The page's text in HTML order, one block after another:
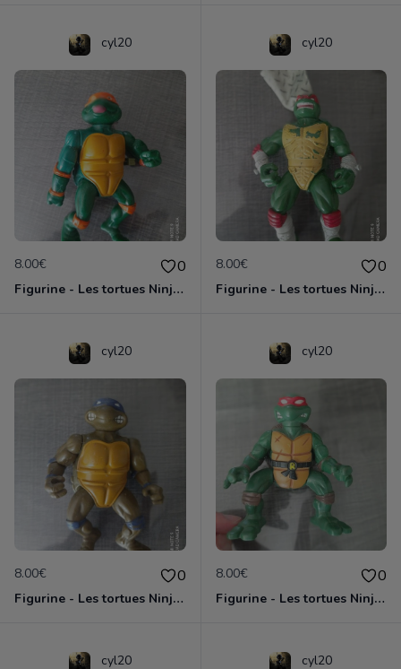
cyl20
8.00€ 0
Figurine - Les tortues Ninja - Michaelangelo
cyl20
8.00€ 0
Figurine - Les tortues Ninja - Raphael
cyl20
8.00€ 0
Figurine - Les tortues Ninja - Donatello
cyl20
8.00€ 0
Figurine - Les tortues Ninja - Raphael
cyl20 cyl20